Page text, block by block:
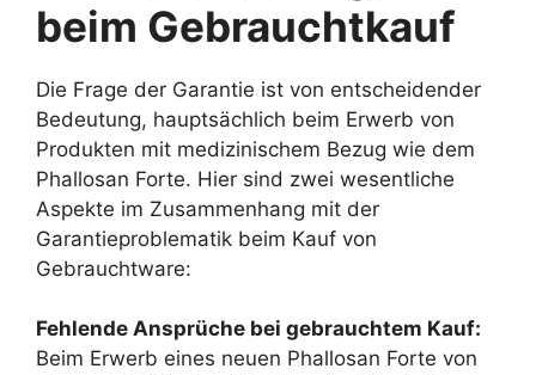
beim Gebrauchtkauf
Die Frage der Garantie ist von entscheidender
Bedeutung, hauptsächlich beim Erwerb von
Produkten mit medizinischem Bezug wie dem
Phallosan Forte. Hier sind zwei wesentliche
Aspekte im Zusammenhang mit der
Garantieproblematik beim Kauf von
Gebrauchtware:
Fehlende Ansprüche bei gebrauchtem Kauf:
Beim Erwerb eines neuen Phallosan Forte von